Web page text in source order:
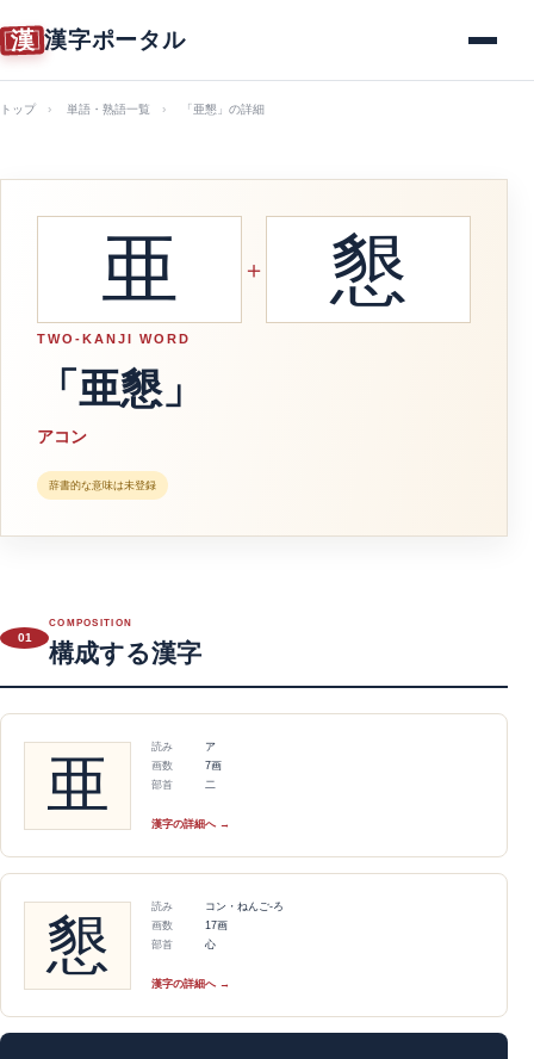
漢 漢字ポータル
トップ 単語・熟語一覧 「亜懇」の詳細
亜 ＋ 懇
TWO-KANJI WORD
「亜懇」
アコン
辞書的な意味は未登録
01
COMPOSITION
構成する漢字
亜
読み
ア
画数
7画
部首
二
漢字の詳細へ →
懇
読み
コン・ねんご-ろ
画数
17画
部首
心
漢字の詳細へ →